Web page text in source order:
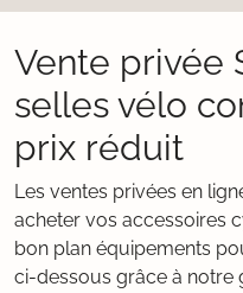
Vente privée
selles vélo
prix réduit
Les ventes privées en
acheter vos accessoires
bon plan équipements
ci-dessous grâce à notre